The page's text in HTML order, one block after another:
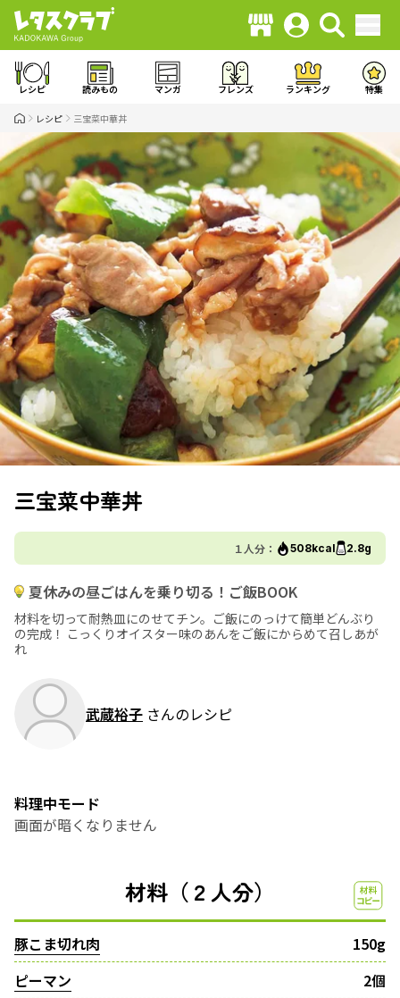
レシピ 読みもの マンガ フレンズ ランキング 特集
レシピ 三宝菜中華丼
三宝菜中華丼
１人分： 508kcal 2.8g
夏休みの昼ごはんを乗り切る！ご飯BOOK
材料を切って耐熱皿にのせてチン。ご飯にのっけて簡単どんぶり
の完成！ こっくりオイスター味のあんをご飯にからめて召しあが
れ
武蔵裕子 さんのレシピ
料理中モード
画面が暗くなりません
材料（２人分）
豚こま切れ肉
150g
ピーマン
2個